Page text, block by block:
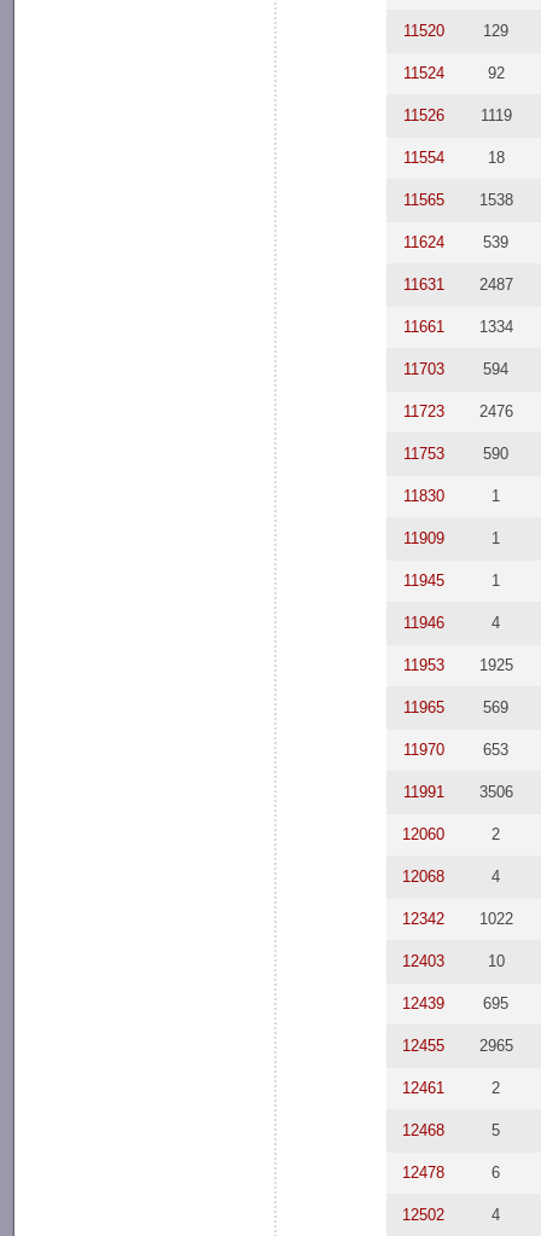
11520 129
11524 92
11526 1119
11554 18
11565 1538
11624 539
11631 2487
11661 1334
11703 594
11723 2476
11753 590
11830 1
11909 1
11945 1
11946 4
11953 1925
11965 569
11970 653
11991 3506
12060 2
12068 4
12342 1022
12403 10
12439 695
12455 2965
12461 2
12468 5
12478 6
12502 4